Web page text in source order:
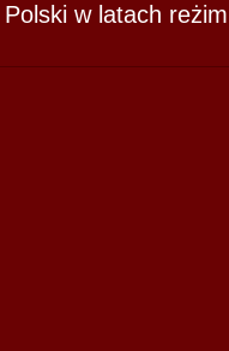
Polski w latach